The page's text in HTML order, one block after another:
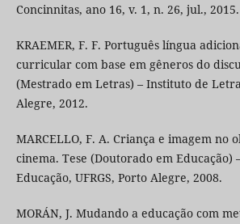
Concinnitas, ano 16, v. 1, n. 26, jul., 2015.
KRAEMER, F. F. Português língua
curricular com base em gêneros do
(Mestrado em Letras) – Instituto de
Alegre, 2012.
MARCELLO, F. A. Criança e imagem no
cinema. Tese (Doutorado em Educação)
Educação, UFRGS, Porto Alegre, 2008.
MORÁN, J. Mudando a educação com